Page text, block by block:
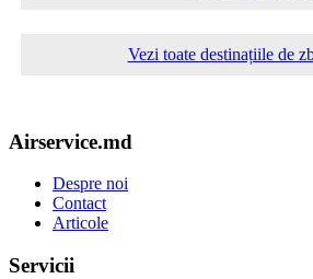
Vezi toate destinațiile de
Airservice.md
Despre noi
Contact
Articole
Servicii